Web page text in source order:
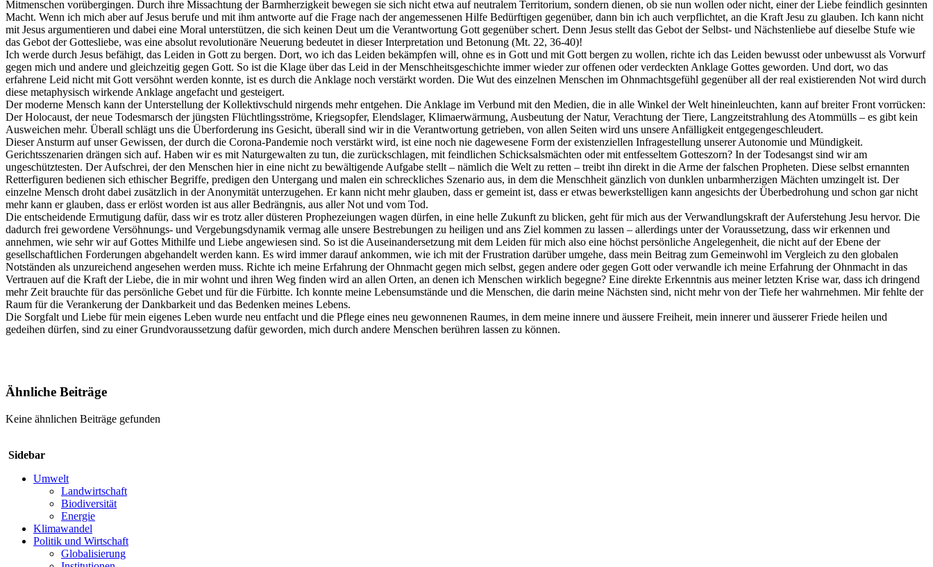
Mitmenschen vorübergingen. Durch ihre Missachtung der Barmherzigkeit bewegen sie sich nicht etwa auf neutralem Territorium, sondern dienen, ob sie nun wollen oder nicht, einer der Liebe feindlich gesinnten
Macht. Wenn ich mich aber auf Jesus berufe und mit ihm antworte auf die Frage nach der angemessenen Hilfe Bedürftigen gegenüber, dann bin ich auch verpflichtet, an die Kraft Jesu zu glauben. Ich kann nicht
mit Jesus argumentieren und dabei eine Moral unterstützen, die sich keinen Deut um die Verantwortung Gott gegenüber schert. Denn Jesus stellt das Gebot der Selbst- und Nächstenliebe auf dieselbe Stufe wie
das Gebot der Gottesliebe, was eine absolut revolutionäre Neuerung bedeutet in dieser Interpretation und Betonung (Mt. 22, 36-40)!
Ich werde durch Jesus befähigt, das Leiden in Gott zu bergen. Dort, wo ich das Leiden bekämpfen will, ohne es in Gott und mit Gott bergen zu wollen, richte ich das Leiden bewusst oder unbewusst als Vorwurf
gegen mich und andere und gleichzeitig gegen Gott. So ist die Klage über das Leid in der Menschheitsgeschichte immer wieder zur offenen oder verdeckten Anklage Gottes geworden. Und dort, wo das
erfahrene Leid nicht mit Gott versöhnt werden konnte, ist es durch die Anklage noch verstärkt worden. Die Wut des einzelnen Menschen im Ohnmachtsgefühl gegenüber all der real existierenden Not wird durch
diese metaphysisch wirkende Anklage angefacht und gesteigert.
Der moderne Mensch kann der Unterstellung der Kollektivschuld nirgends mehr entgehen. Die Anklage im Verbund mit den Medien, die in alle Winkel der Welt hineinleuchten, kann auf breiter Front vorrücken:
Der Holocaust, der neue Todesmarsch der jüngsten Flüchtlingsströme, Kriegsopfer, Elendslager, Klimaerwärmung, Ausbeutung der Natur, Verachtung der Tiere, Langzeitstrahlung des Atommülls – es gibt kein
Ausweichen mehr. Überall schlägt uns die Überforderung ins Gesicht, überall sind wir in die Verantwortung getrieben, von allen Seiten wird uns unsere Anfälligkeit entgegengeschleudert.
Dieser Ansturm auf unser Gewissen, der durch die Corona-Pandemie noch verstärkt wird, ist eine noch nie dagewesene Form der existenziellen Infragestellung unserer Autonomie und Mündigkeit.
Gerichtsszenarien drängen sich auf. Haben wir es mit Naturgewalten zu tun, die zurückschlagen, mit feindlichen Schicksalsmächten oder mit entfesseltem Gotteszorn? In der Todesangst sind wir am
ungeschütztesten. Der Aufschrei, der den Menschen hier in eine nicht zu bewältigende Aufgabe stellt – nämlich die Welt zu retten – treibt ihn direkt in die Arme der falschen Propheten. Diese selbst ernannten
Retterfiguren bedienen sich ethischer Begriffe, predigen den Untergang und malen ein schreckliches Szenario aus, in dem die Menschheit gänzlich von dunklen unbarmherzigen Mächten umzingelt ist. Der
einzelne Mensch droht dabei zusätzlich in der Anonymität unterzugehen. Er kann nicht mehr glauben, dass er gemeint ist, dass er etwas bewerkstelligen kann angesichts der Überbedrohung und schon gar nicht
mehr kann er glauben, dass er erlöst worden ist aus aller Bedrängnis, aus aller Not und vom Tod.
Die entscheidende Ermutigung dafür, dass wir es trotz aller düsteren Prophezeiungen wagen dürfen, in eine helle Zukunft zu blicken, geht für mich aus der Verwandlungskraft der Auferstehung Jesu hervor. Die
dadurch frei gewordene Versöhnungs- und Vergebungsdynamik vermag alle unsere Bestrebungen zu heiligen und ans Ziel kommen zu lassen – allerdings unter der Voraussetzung, dass wir erkennen und
annehmen, wie sehr wir auf Gottes Mithilfe und Liebe angewiesen sind. So ist die Auseinandersetzung mit dem Leiden für mich also eine höchst persönliche Angelegenheit, die nicht auf der Ebene der
gesellschaftlichen Forderungen abgehandelt werden kann. Es wird immer darauf ankommen, wie ich mit der Frustration darüber umgehe, dass mein Beitrag zum Gemeinwohl im Vergleich zu den globalen
Notständen als unzureichend angesehen werden muss. Richte ich meine Erfahrung der Ohnmacht gegen mich selbst, gegen andere oder gegen Gott oder verwandle ich meine Erfahrung der Ohnmacht in das
Vertrauen auf die Kraft der Liebe, die in mir wohnt und ihren Weg finden wird an allen Orten, an denen ich Menschen wirklich begegne? Eine direkte Erkenntnis aus meiner letzten Krise war, dass ich dringend
mehr Zeit brauchte für das persönliche Gebet und für die Fürbitte. Ich konnte meine Lebensumstände und die Menschen, die darin meine Nächsten sind, nicht mehr von der Tiefe her wahrnehmen. Mir fehlte der
Raum für die Verankerung der Dankbarkeit und das Bedenken meines Lebens.
Die Sorgfalt und Liebe für mein eigenes Leben wurde neu entfacht und die Pflege eines neu gewonnenen Raumes, in dem meine innere und äussere Freiheit, mein innerer und äusserer Friede heilen und
gedeihen dürfen, sind zu einer Grundvoraussetzung dafür geworden, mich durch andere Menschen berühren lassen zu können.
Ähnliche Beiträge
Keine ähnlichen Beiträge gefunden
Sidebar
Umwelt
Landwirtschaft
Biodiversität
Energie
Klimawandel
Politik und Wirtschaft
Globalisierung